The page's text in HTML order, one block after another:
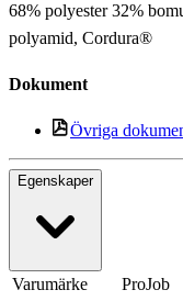
68% polyester 32%
polyamid, Cordura®
Dokument
Övriga
Egenskaper
Varumärke
ProJob